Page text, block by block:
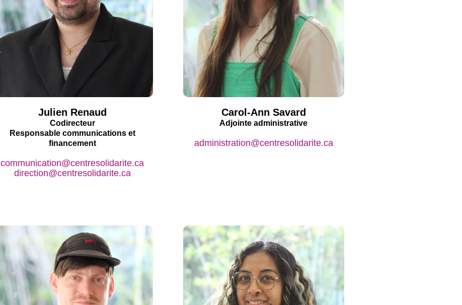
Julien Renaud
Codirecteur
Responsable communications et
financement
communication@centresolidarite.ca
direction@centresolidarite.ca
Carol-Ann Savard
Adjointe administrative
administration@centresolidarite.ca